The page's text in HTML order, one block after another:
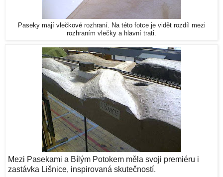
Paseky mají vlečkové rozhraní. Na této fotce je vidět rozdíl mezi
rozhraním vlečky a hlavní trati.
Mezi Pasekami a Bílým Potokem měla svoji premiéru i
zastávka Lišnice, inspirovaná skutečností.